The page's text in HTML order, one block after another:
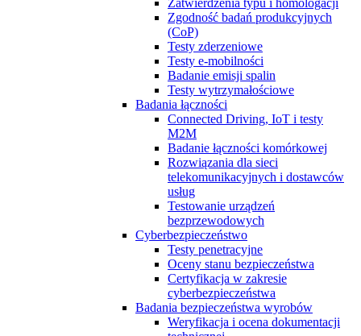
Zatwierdzenia typu i homologacji
Zgodność badań produkcyjnych
(CoP)
Testy zderzeniowe
Testy e-mobilności
Badanie emisji spalin
Testy wytrzymałościowe
Badania łączności
Connected Driving, IoT i testy
M2M
Badanie łączności komórkowej
Rozwiązania dla sieci
telekomunikacyjnych i dostawców
usług
Testowanie urządzeń
bezprzewodowych
Cyberbezpieczeństwo
Testy penetracyjne
Oceny stanu bezpieczeństwa
Certyfikacja w zakresie
cyberbezpieczeństwa
Badania bezpieczeństwa wyrobów
Weryfikacja i ocena dokumentacji